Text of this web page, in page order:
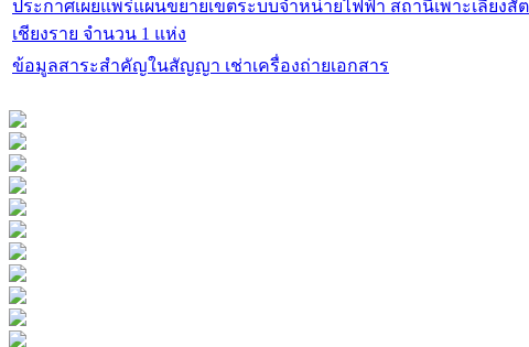
ประกาศเผยแพร่แผนขยายเขตระบบจำหน่ายไฟฟ้า สถานีเพาะเลี้ยงสัตว์ป่าแม่จัน ตำบลป่าตึง อำเภอแม่จัน จังหวัด
เชียงราย จำนวน 1 แห่ง
ข้อมูลสาระสำคัญในสัญญา เช่าเครื่องถ่ายเอกสาร